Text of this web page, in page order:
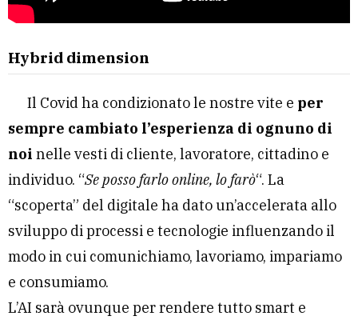
Hybrid dimension
Il Covid ha condizionato le nostre vite e per
sempre cambiato l’esperienza di ognuno di
noi nelle vesti di cliente, lavoratore, cittadino e
individuo. “Se posso farlo online, lo farò“. La
“scoperta” del digitale ha dato un’accelerata allo
sviluppo di processi e tecnologie influenzando il
modo in cui comunichiamo, lavoriamo, impariamo
e consumiamo.
L’AI sarà ovunque per rendere tutto smart e